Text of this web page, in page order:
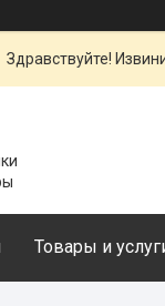
Здравствуйте!
Товары и